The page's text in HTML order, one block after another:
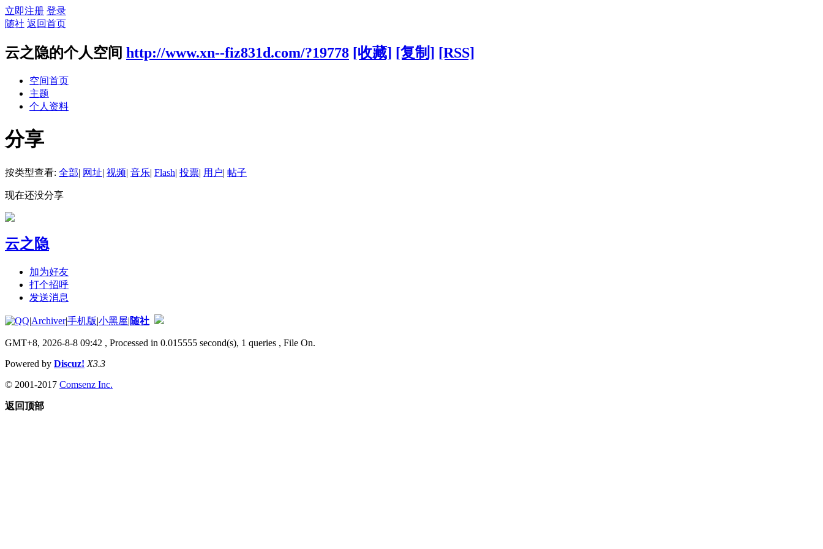
立即注册 登录
随社 返回首页
云之隐的个人空间 http://www.xn--fiz831d.com/?19778 [收藏] [复制] [RSS]
空间首页
主题
个人资料
分享
按类型查看: 全部| 网址| 视频| 音乐| Flash| 投票| 用户| 帖子
现在还没分享
云之隐
加为好友
打个招呼
发送消息
|Archiver|手机版|小黑屋|随社
GMT+8, 2026-8-8 09:42 , Processed in 0.015555 second(s), 1 queries , File On.
Powered by Discuz! X3.3
© 2001-2017 Comsenz Inc.
返回顶部